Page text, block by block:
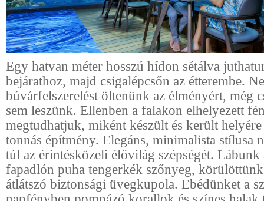
Egy hatvan méter hosszú hídon sétálva
bejárathoz, majd csigalépcsőn az étterembe.
búvárfelszerelést öltenünk az élményért, még
sem leszünk. Ellenben a falakon elhelyezett
megtudhatjuk, miként készült és került helyére
tonnás építmény. Elegáns, minimalista stílusa
túl az érintésközeli élővilág szépségét. Lábunk
fapadlón puha tengerkék szőnyeg,
átlátszó biztonsági üvegkupola. Ebédünket a